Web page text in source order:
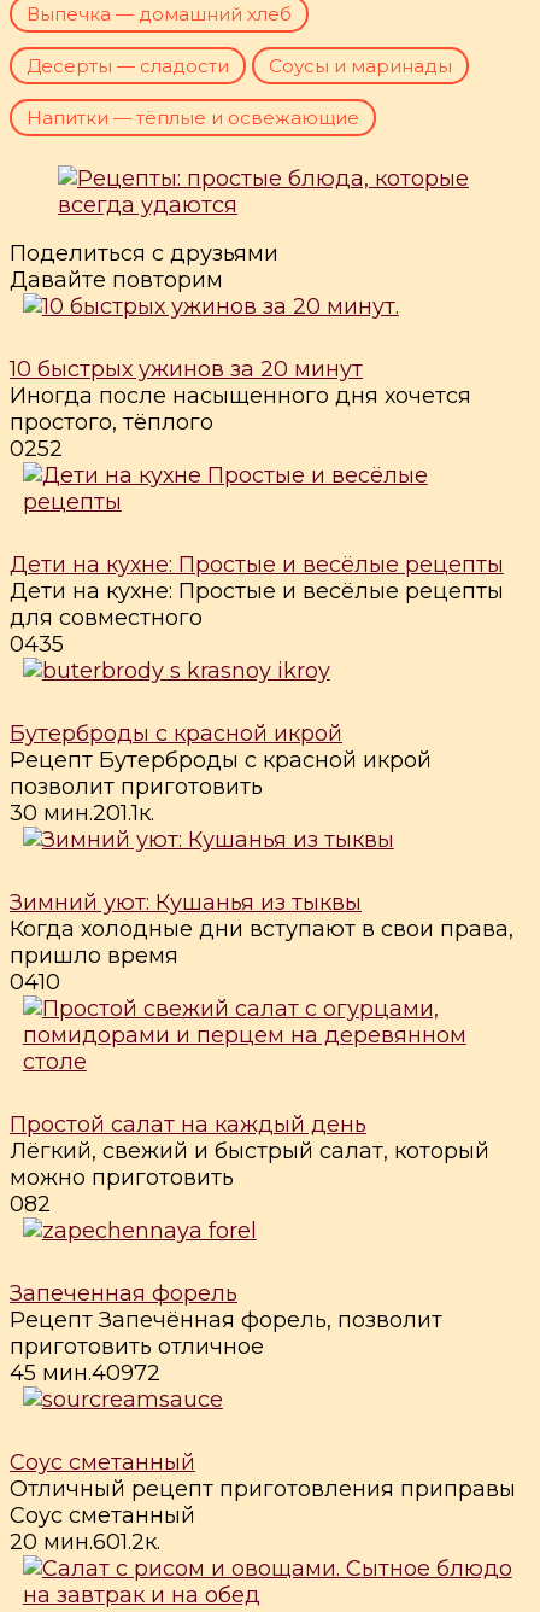
Выпечка — домашний хлеб
Десерты — сладости Соусы и маринады
Напитки — тёплые и освежающие
Поделиться с друзьями
Давайте повторим
10 быстрых ужинов за 20 минут
Иногда после насыщенного дня хочется
простого, тёплого
0252
Дети на кухне: Простые и весёлые рецепты
Дети на кухне: Простые и весёлые рецепты
для совместного
0435
Бутерброды с красной икрой
Рецепт Бутерброды с красной икрой
позволит приготовить
30 мин.201.1к.
Зимний уют: Кушанья из тыквы
Когда холодные дни вступают в свои права,
пришло время
0410
Простой салат на каждый день
Лёгкий, свежий и быстрый салат, который
можно приготовить
082
Запеченная форель
Рецепт Запечённая форель, позволит
приготовить отличное
45 мин.40972
Соус сметанный
Отличный рецепт приготовления приправы
Соус сметанный
20 мин.601.2к.